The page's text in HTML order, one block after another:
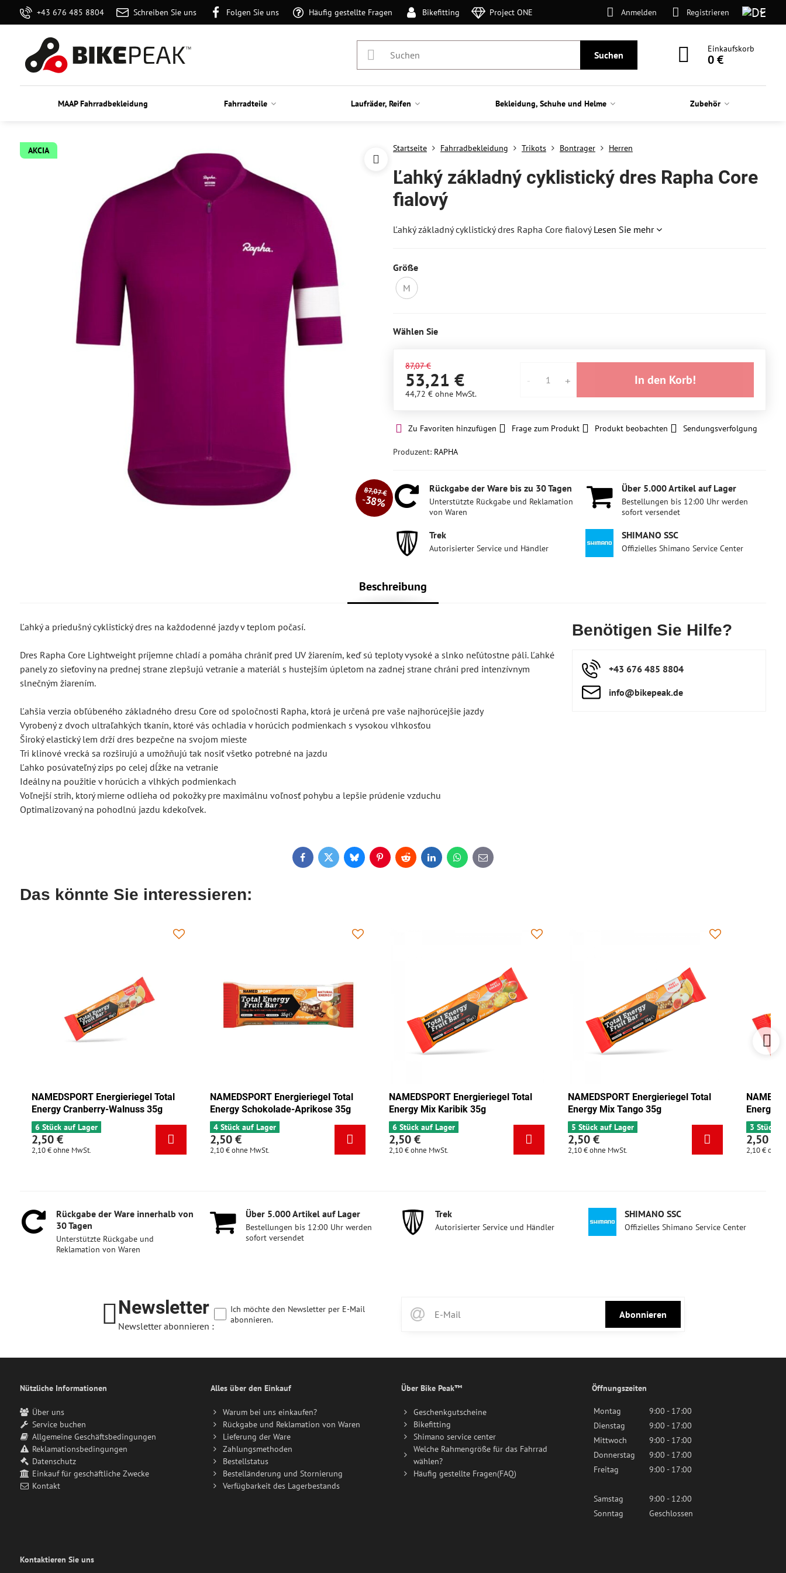
+43 676 485 8804 Schreiben Sie uns Folgen Sie uns Häufig gestellte Fragen Bikefitting Project ONE Anmelden Registrieren
Suchen
Einkaufskorb
0 €
MAAP Fahrradbekleidung Fahrradteile Laufräder, Reifen Bekleidung, Schuhe und Helme Zubehör
AKCIA
87,07 €
38%
Startseite Fahrradbekleidung Trikots Bontrager Herren
Ľahký základný cyklistický dres Rapha Core
fialový
Ľahký základný cyklistický dres Rapha Core fialovýLesen Sie mehr
Größe
M
Lager
Wählen Sie
87,07 €
53,21 €
44,72 € ohne MwSt.
In den Korb!
Zu Favoriten hinzufügen Frage zum Produkt Produkt beobachten Sendungsverfolgung
Produzent: RAPHA
Rückgabe der Ware bis zu 30 Tagen
Unterstützte Rückgabe und Reklamation
von Waren
Über 5​.000 Artikel auf Lager
Bestellungen bis 12:00 Uhr werden
sofort versendet
Trek
Autorisierter Service und Händler
SHIMANO SSC
Offizielles Shimano Service Center
Beschreibung
Ľahký a priedušný cyklistický dres na každodenné jazdy v teplom počasí.
Dres Rapha Core Lightweight príjemne chladí a pomáha chrániť pred UV žiarením, keď sú teploty vysoké a slnko neľútostne páli. Ľahké
panely zo sieťoviny na prednej strane zlepšujú vetranie a materiál s hustejším úpletom na zadnej strane chráni pred intenzívnym
slnečným žiarením.
Ľahšia verzia obľúbeného základného dresu Core od spoločnosti Rapha, ktorá je určená pre vaše najhorúcejšie jazdy
Vyrobený z dvoch ultraľahkých tkanín, ktoré vás ochladia v horúcich podmienkach s vysokou vlhkosťou
Široký elastický lem drží dres bezpečne na svojom mieste
Tri klinové vrecká sa rozširujú a umožňujú tak nosiť všetko potrebné na jazdu
Ľahko posúvateľný zips po celej dĺžke na vetranie
Ideálny na použitie v horúcich a vlhkých podmienkach
Voľnejší strih, ktorý mierne odlieha od pokožky pre maximálnu voľnosť pohybu a lepšie prúdenie vzduchu
Optimalizovaný na pohodlnú jazdu kdekoľvek.
Benötigen Sie Hilfe?
+43 676 485 8804
info​@bikepeak​.de
FacebookTwitterBlueskyPinterestRedditLinkedInWhatsApp
E-
mail
Das könnte Sie interessieren:
Total
NAMEDSPORT Energieriegel Total
Energy Schokolade-Aprikose 35g
4 Stück auf Lager
2,10 €ohne MwSt.
NAMEDSPORT Energieriegel Total
Energy Mix Karibik 35g
6 Stück auf Lager
2,10 €ohne MwSt.
NAMEDSPORT Energieriegel Total
Energy Mix Tango 35g
5 Stück auf Lager
2,10 €ohne MwSt.
NAMEDSPORT Energieriegel Total
Energy Pistazie 35g
3 Stück auf Lager
2,10 €ohne MwSt.
Rückgabe der Ware innerhalb von
30 Tagen
Unterstützte Rückgabe und
Reklamation von Waren
Über 5​.000 Artikel auf Lager
Bestellungen bis 12:00 Uhr werden
sofort versendet
Trek
Autorisierter Service und Händler
SHIMANO SSC
Offizielles Shimano Service Center
Newsletter
Newsletter abonnieren :
Abonnieren
Ich möchte den Newsletter per E-Mail
abonnieren.
Nützliche Informationen
Über uns
Service buchen
Allgemeine Geschäftsbedingungen
Reklamationsbedingungen
Datenschutz
Einkauf für geschäftliche Zwecke
Kontakt
Alles über den Einkauf
Warum bei uns einkaufen?
Rückgabe und Reklamation von Waren
Lieferung der Ware
Zahlungsmethoden
Bestellstatus
Bestelländerung und Stornierung
Verfügbarkeit des Lagerbestands
Über Bike Peak™
Geschenkgutscheine
Bikefitting
Shimano service center
Welche Rahmengröße für das Fahrrad
wählen?
Häufig gestellte Fragen(FAQ)
Öffnungszeiten
Montag
9:00 - 17:00
Dienstag
9:00 - 17:00
Mittwoch
9:00 - 17:00
Donnerstag
9:00 - 17:00
Freitag
9:00 - 17:00
Samstag
9:00 - 12:00
Sonntag
Geschlossen
Kontaktieren Sie uns